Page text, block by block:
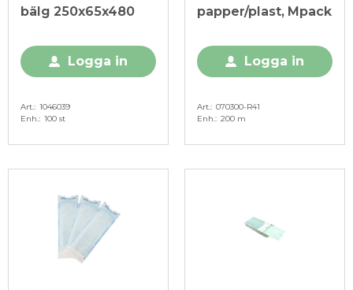
bälg 250x65x480
Logga in
Art.
1046039
Enh.
100 st
papper/plast, Mpack
Logga in
Art.
070300-R41
Enh.
200 m